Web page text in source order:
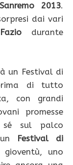
2013.
dai vari
durante
un Festival di
di tutto
con grandi
promesse
sul palco
Festival di
gioventù, uno